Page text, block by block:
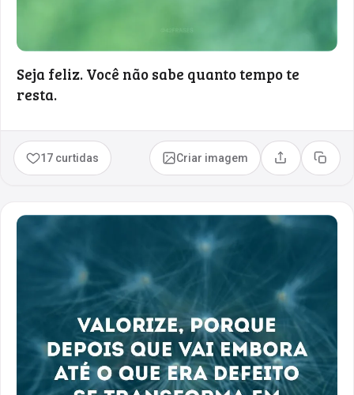
Seja feliz. Você não sabe quanto tempo te
resta.
17 curtidas Criar imagem Compartilhar
Copiar